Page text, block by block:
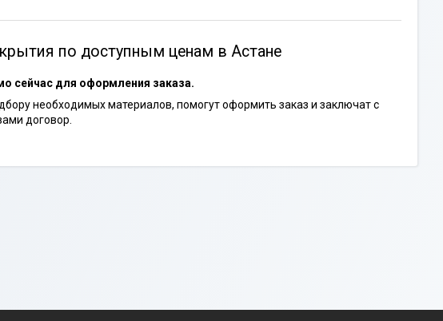
по доступным ценам в Астане
сейчас для оформления заказа.
необходимых материалов, помогут оформить заказ и заключат с
договор.